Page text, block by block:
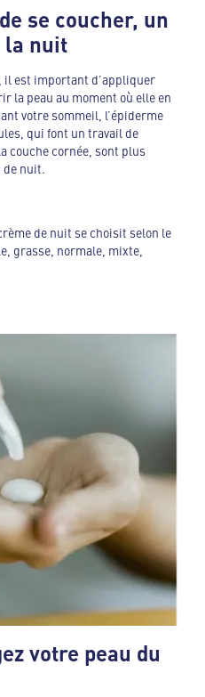
se coucher, un
nuit
est important d’appliquer
la peau au moment où elle en
votre sommeil, l’épiderme
qui font un travail de
couche cornée, sont plus
de nuit.
de nuit se choisit selon le
grasse, normale, mixte,
votre peau du